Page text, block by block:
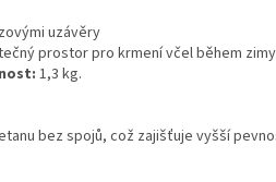
uzávěry
prostor pro krmení včel během
1,3 kg.
bez spojů, což zajišťuje vyšší